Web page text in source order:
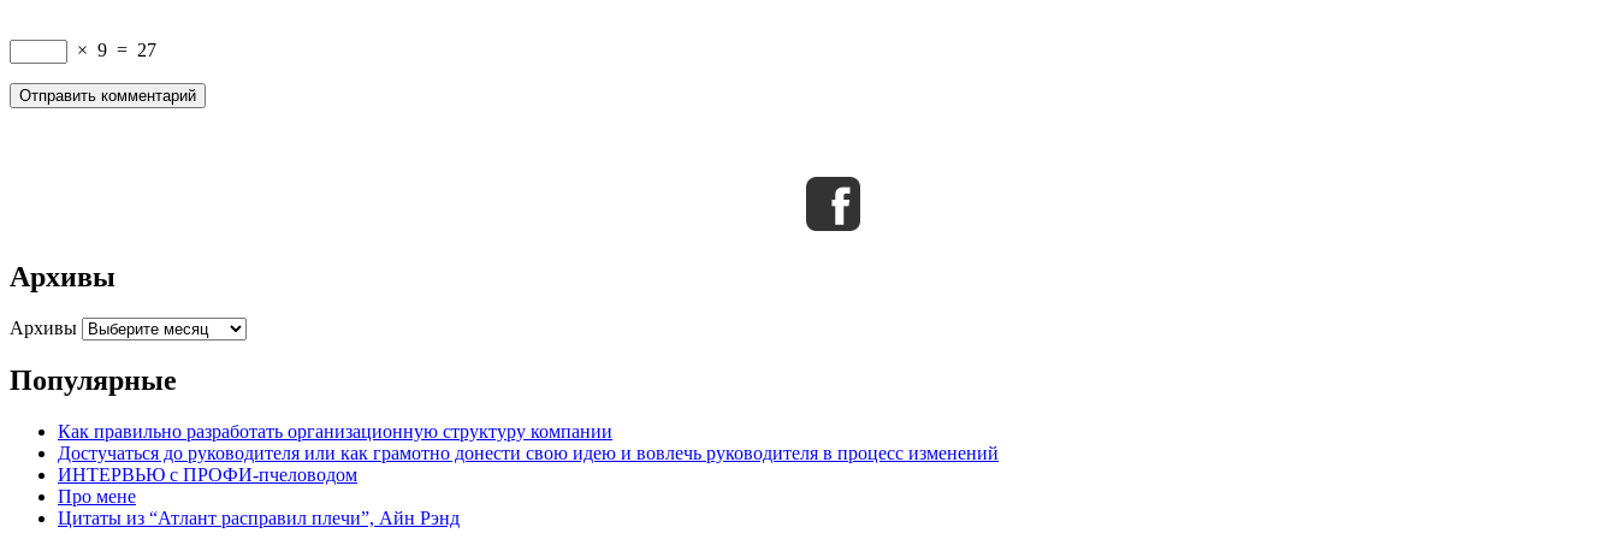
× 9 = 27
Архивы
Архивы
Популярные
Как правильно разработать организационную структуру компании
Достучаться до руководителя или как грамотно донести свою идею и вовлечь руководителя в процесс изменений
ИНТЕРВЬЮ с ПРОФИ-пчеловодом
Про мене
Цитаты из “Атлант расправил плечи”, Айн Рэнд